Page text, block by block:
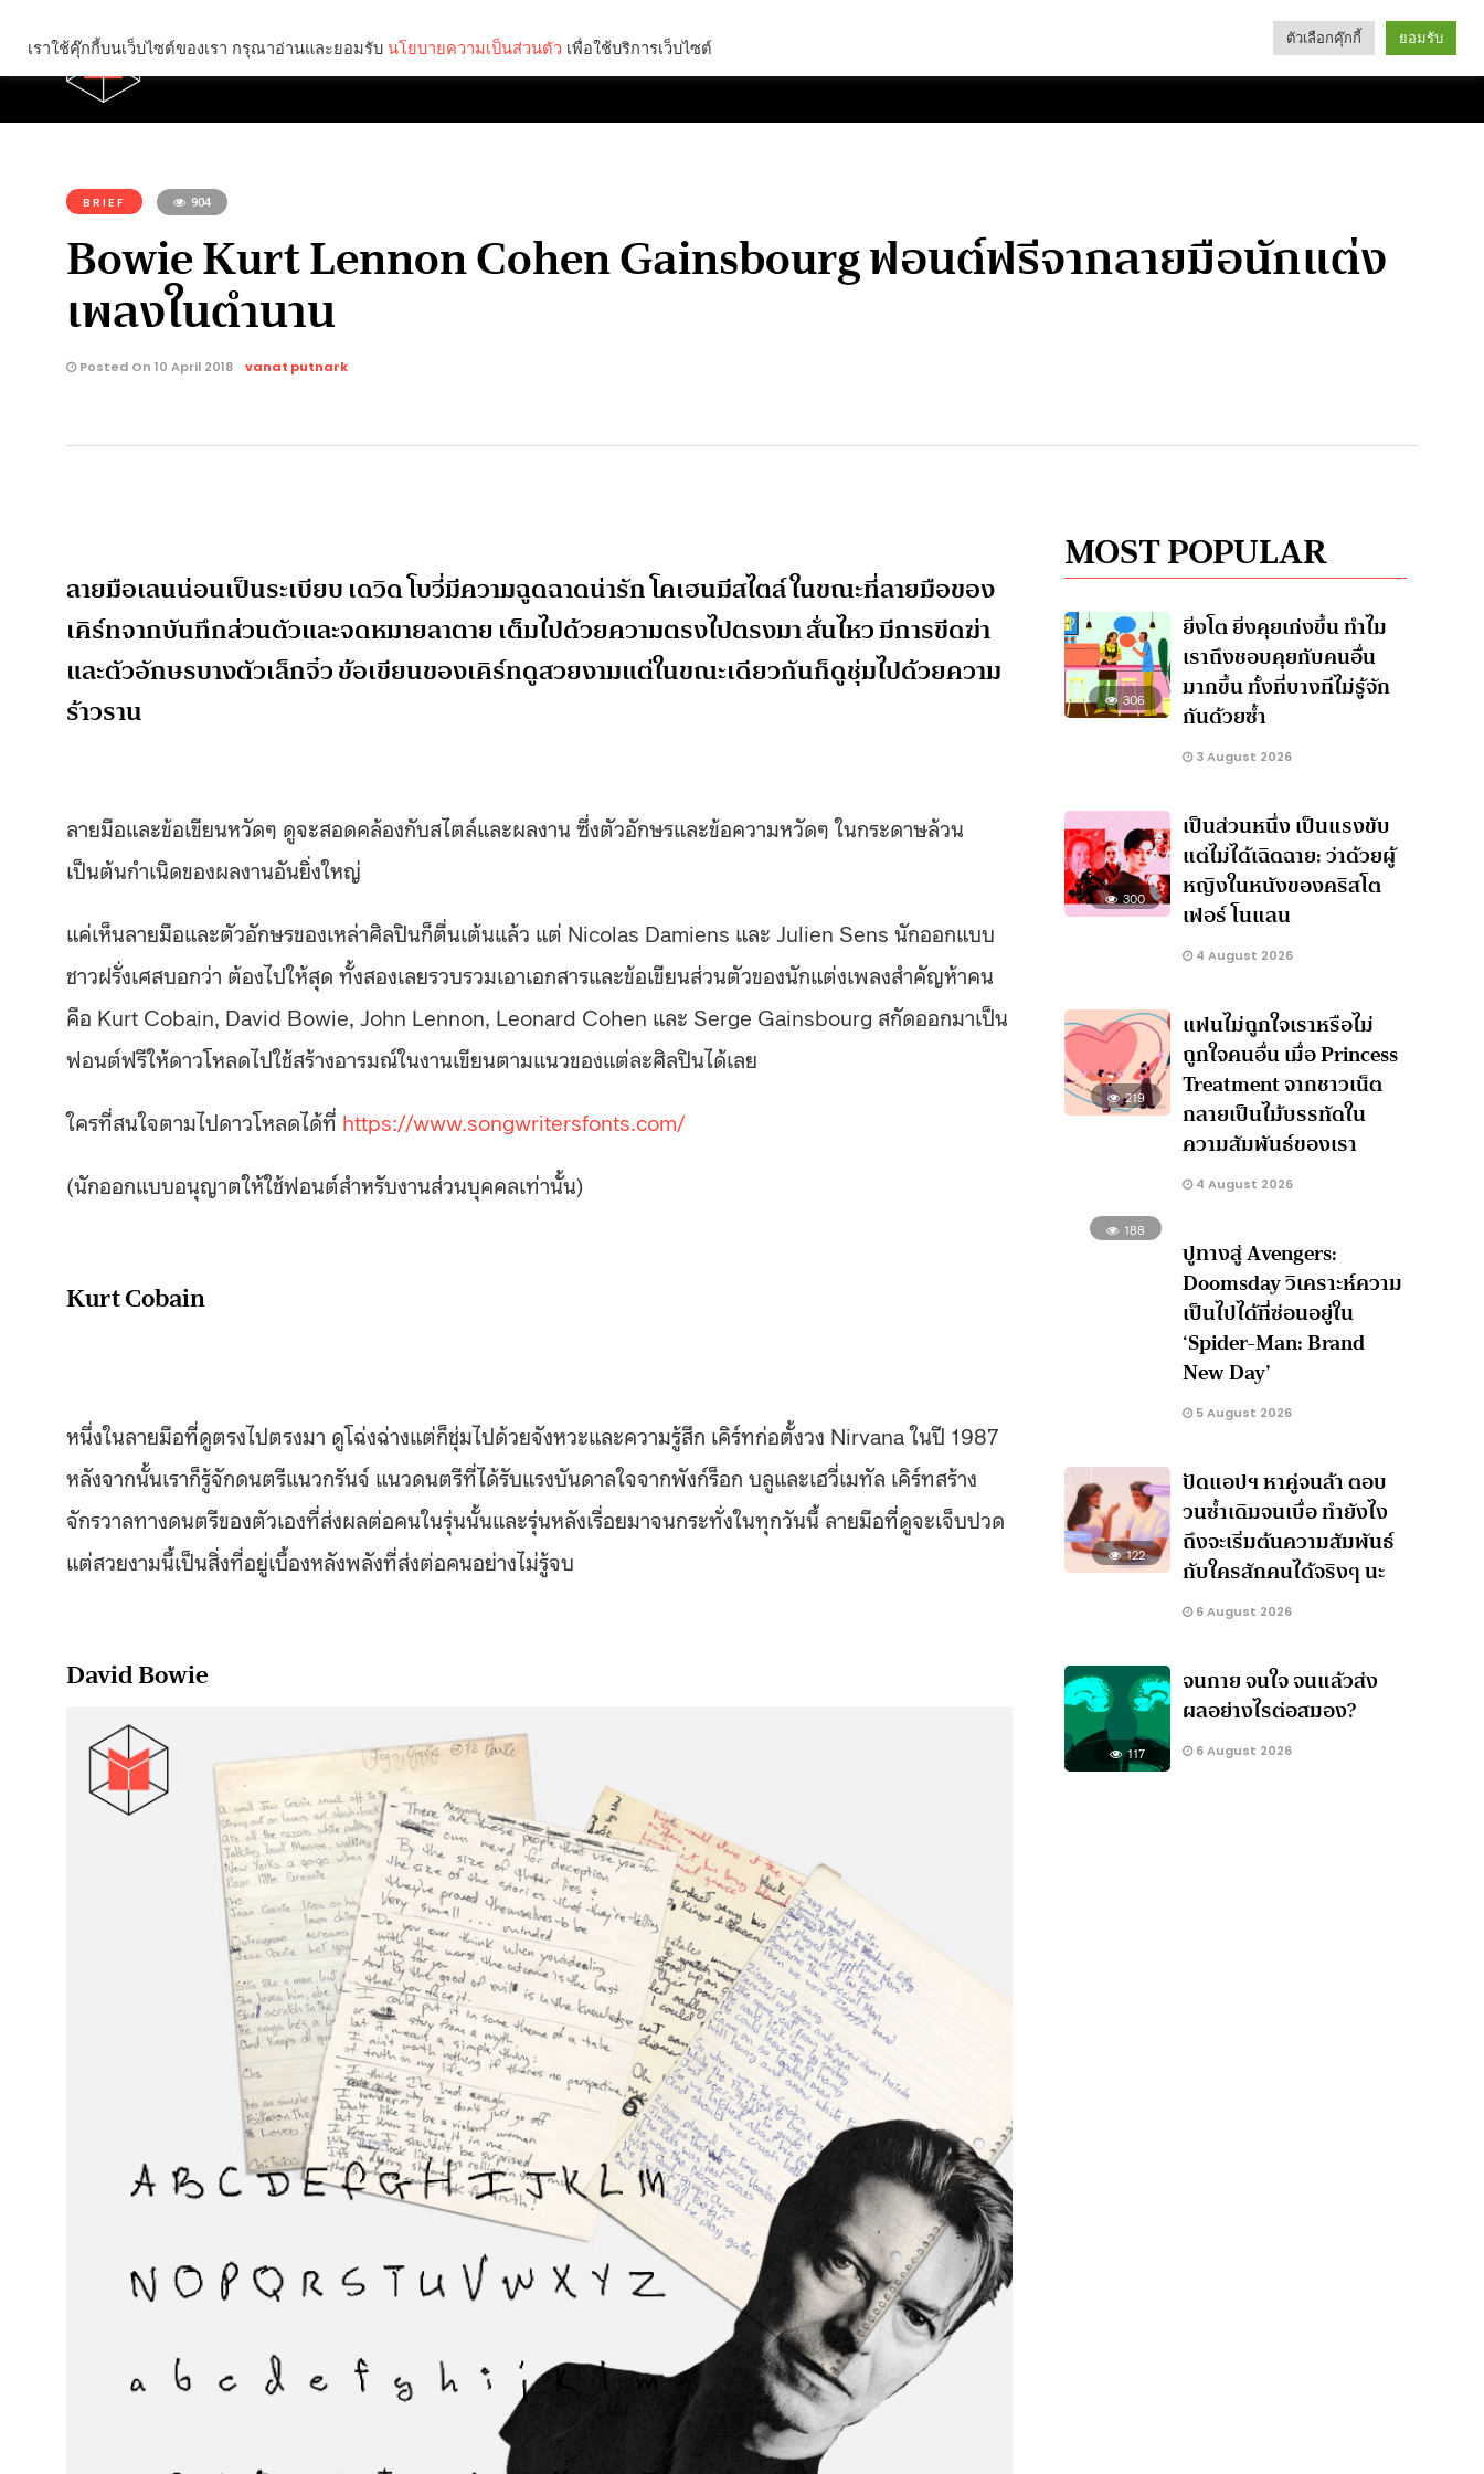
Categories
BRIEF 904
Bowie Kurt Lennon Cohen Gainsbourg ฟอนต์ฟรีจากลายมือนักแต่ง
เพลงในตำนาน
Posted On 10 April 2018 vanat putnark
ลายมือเลนน่อนเป็นระเบียบ เดวิด โบวี่มีความฉูดฉาดน่ารัก โคเฮนมีสไตล์ ในขณะที่ลายมือของ
เคิร์ทจากบันทึกส่วนตัวและจดหมายลาตาย เต็มไปด้วยความตรงไปตรงมา สั่นไหว มีการขีดฆ่า
และตัวอักษรบางตัวเล็กจิ๋ว ข้อเขียนของเคิร์ทดูสวยงามแต่ในขณะเดียวกันก็ดูชุ่มไปด้วยความ
ร้าวราน
ลายมือและข้อเขียนหวัดๆ ดูจะสอดคล้องกับสไตล์และผลงาน ซึ่งตัวอักษรและข้อความหวัดๆ ในกระดาษล้วน
เป็นต้นกำเนิดของผลงานอันยิ่งใหญ่
แค่เห็นลายมือและตัวอักษรของเหล่าศิลปินก็ตื่นเต้นแล้ว แต่ Nicolas Damiens และ Julien Sens นักออกแบบ
ชาวฝรั่งเศสบอกว่า ต้องไปให้สุด ทั้งสองเลยรวบรวมเอาเอกสารและข้อเขียนส่วนตัวของนักแต่งเพลงสำคัญห้าคน
คือ Kurt Cobain, David Bowie, John Lennon, Leonard Cohen และ Serge Gainsbourg สกัดออกมาเป็น
ฟอนต์ฟรีให้ดาวโหลดไปใช้สร้างอารมณ์ในงานเขียนตามแนวของแต่ละศิลปินได้เลย
ใครที่สนใจตามไปดาวโหลดได้ที่ https://www.songwritersfonts.com/
(นักออกแบบอนุญาตให้ใช้ฟอนต์สำหรับงานส่วนบุคคลเท่านั้น)
Kurt Cobain
หนึ่งในลายมือที่ดูตรงไปตรงมา ดูโฉ่งฉ่างแต่ก็ชุ่มไปด้วยจังหวะและความรู้สึก เคิร์ทก่อตั้งวง Nirvana ในปี 1987
หลังจากนั้นเราก็รู้จักดนตรีแนวกรันจ์ แนวดนตรีที่ได้รับแรงบันดาลใจจากพังก์ร็อก บลูและเฮวี่เมทัล เคิร์ทสร้าง
จักรวาลทางดนตรีของตัวเองที่ส่งผลต่อคนในรุ่นนั้นและรุ่นหลังเรื่อยมาจนกระทั่งในทุกวันนี้ ลายมือที่ดูจะเจ็บปวด
แต่สวยงามนี้เป็นสิ่งที่อยู่เบื้องหลังพลังที่ส่งต่อคนอย่างไม่รู้จบ
David Bowie
MOST POPULAR
306
ยิ่งโต ยิ่งคุยเก่งขึ้น ทำไม
เราถึงชอบคุยกับคนอื่น
มากขึ้น ทั้งที่บางทีไม่รู้จัก
กันด้วยซ้ำ
3 August 2026
300
เป็นส่วนหนึ่ง เป็นแรงขับ
แต่ไม่ได้เฉิดฉาย: ว่าด้วยผู้
หญิงในหนังของคริสโต
เฟอร์ โนแลน
4 August 2026
219
แฟนไม่ถูกใจเราหรือไม่
ถูกใจคนอื่น เมื่อ Princess
Treatment จากชาวเน็ต
กลายเป็นไม้บรรทัดใน
ความสัมพันธ์ของเรา
4 August 2026
188
ปูทางสู่ Avengers:
Doomsday วิเคราะห์ความ
เป็นไปได้ที่ซ่อนอยู่ใน
‘Spider-Man: Brand
New Day’
5 August 2026
122
ปัดแอปฯ หาคู่จนล้า ตอบ
วนซ้ำเดิมจนเบื่อ ทำยังไง
ถึงจะเริ่มต้นความสัมพันธ์
กับใครสักคนได้จริงๆ นะ
6 August 2026
117
จนกาย จนใจ จนแล้วส่ง
ผลอย่างไรต่อสมอง?
6 August 2026
เราใช้คุ๊กกี้บนเว็บไซต์ของเรา กรุณาอ่านและยอมรับ นโยบายความเป็นส่วนตัว เพื่อใช้บริการเว็บไซต์ ตัวเลือกคุ๊กกี้ ยอมรับ